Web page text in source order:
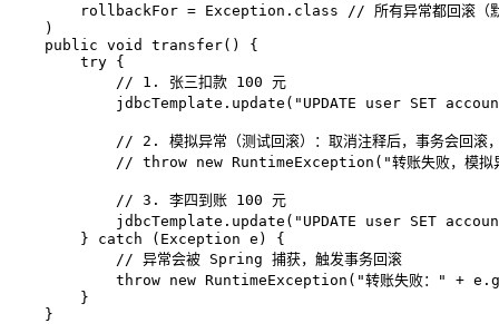
rollbackFor = Exception.class // 所有异常都回滚（默
    )
public void transfer()
{
try {
// 1. 张三扣款 100 元
            jdbcTemplate.update(
"UPDATE user SET
// 2. 模拟异常（测试回滚）：取消注释后，事务会回滚
// throw new RuntimeException("转账失败，模
// 3. 李四到账 100 元
            jdbcTemplate.update(
"UPDATE user SET
        }
catch (Exception e) {
// 异常会被 Spring 捕获，触发事务回滚
throw new RuntimeException ( "转账失败："
+
        }
    }